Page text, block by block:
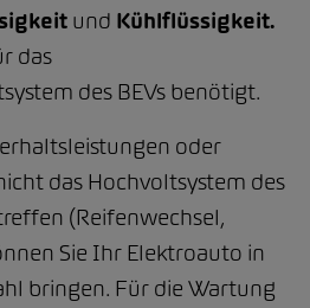
und Kühlflüssigkeit.
das
des BEVs benötigt.
oder
das Hochvoltsystem des
(Reifenwechsel,
Sie Ihr Elektroauto in
bringen. Für die Wartung